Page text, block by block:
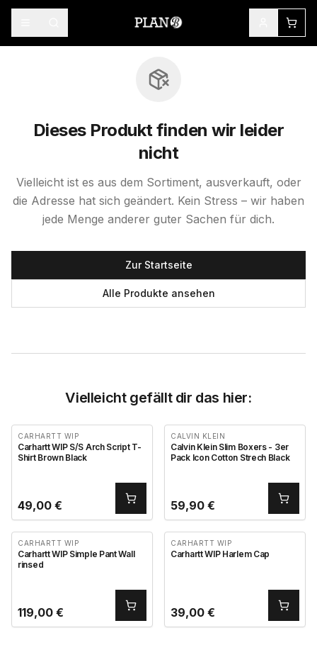
Dieses Produkt finden wir leider
nicht
Vielleicht ist es aus dem Sortiment, ausverkauft, oder
die Adresse hat sich geändert. Kein Stress – wir haben
jede Menge anderer guter Sachen für dich.
Zur Startseite
Alle Produkte ansehen
Vielleicht gefällt dir das hier:
CARHARTT WIP
Carhartt WIP S/S Arch Script T-
Shirt Brown Black
49,00 €
CALVIN KLEIN
Calvin Klein Slim Boxers - 3er
Pack Icon Cotton Strech Black
59,90 €
CARHARTT WIP
Carhartt WIP Simple Pant Wall
rinsed
119,00 €
CARHARTT WIP
Carhartt WIP Harlem Cap
39,00 €